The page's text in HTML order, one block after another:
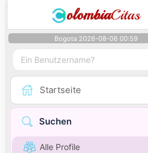
olombiaCitas
Bogota 2026-08-06 00:59
Startseite
Suchen
Alle Profile